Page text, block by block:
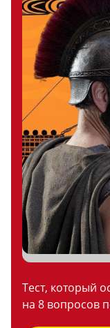
Тест, который
на 8 вопросов